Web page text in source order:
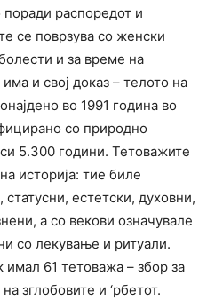
распоредот и
се поврзува со женски
и за време на
и свој доказ – телото на
во 1991 година во
со природно
5.300 години. Тетоважите
историја: тие биле
естетски, духовни,
а со векови означувале
со лекување и ритуали.
имал 61 тетоважа – збор за
зглобовите и ‘рбетот.